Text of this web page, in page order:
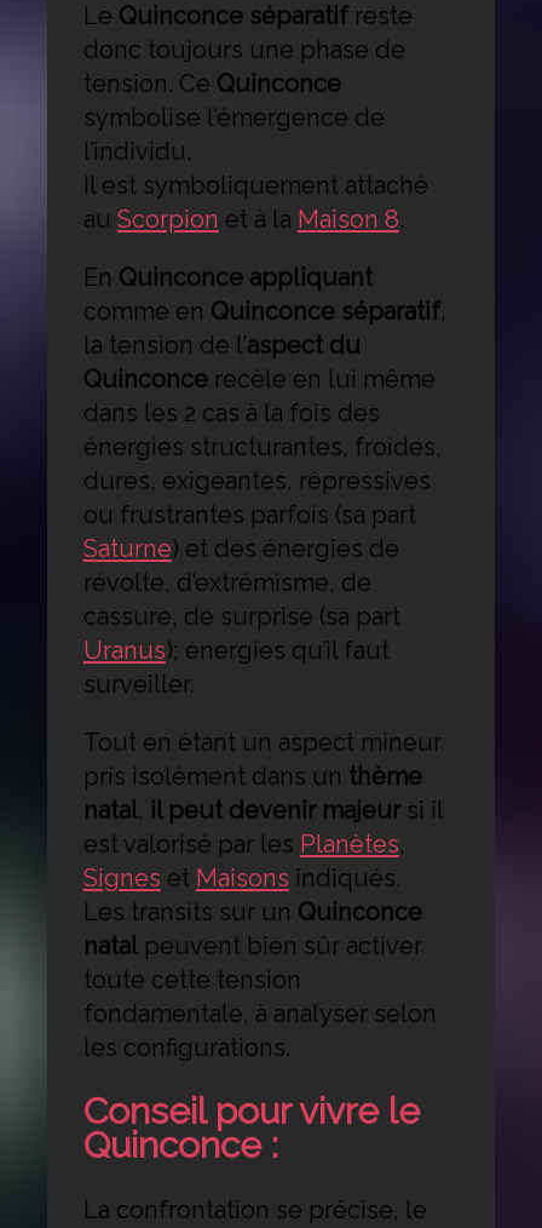
Le Quinconce séparatifreste
donc toujours une phase de
tension. Ce Quinconce
symbolise l’émergence de
l’individu.
Il est symboliquement attaché
au Scorpion et à la Maison 8.
En Quinconce appliquant
comme en Quinconce séparatif,
la tension de l’aspect du
Quinconcerecèle en lui même
dans les 2 cas à la fois des
énergies structurantes, froides,
dures, exigeantes, répressives
ou frustrantes parfois (sa part
Saturne) et des énergies de
révolte, d’extrémisme, de
cassure, de surprise (sa part
Uranus); énergies qu’il faut
surveiller.
Tout en étant un aspect mineur
pris isolément dans un thème
natal, il peut devenir majeursi il
est valorisé par les Planètes,
Signes et Maisons indiqués.
Les transits sur un Quinconce
natalpeuvent bien sûr activer
toute cette tension
fondamentale, à analyser selon
les configurations.
Conseil pour vivre le
Quinconce :
La confrontation se précise, le